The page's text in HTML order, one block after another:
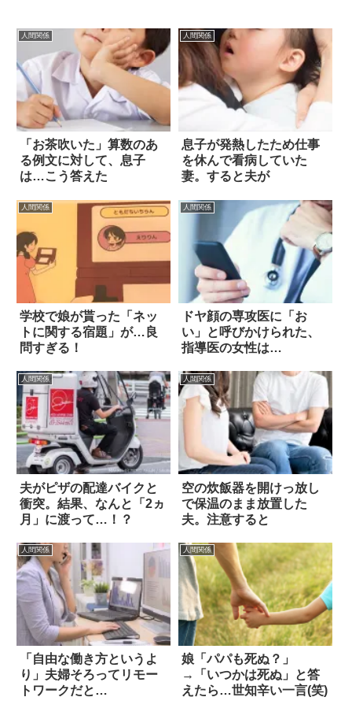
人間関係
「お茶吹いた」算数のあ
る例文に対して、息子
は…こう答えた
人間関係
息子が発熱したため仕事
を休んで看病していた
妻。すると夫が
人間関係
学校で娘が貰った「ネッ
トに関する宿題」が…良
問すぎる！
人間関係
ドヤ顔の専攻医に「お
い」と呼びかけられた、
指導医の女性は…
人間関係
夫がピザの配達バイクと
衝突。結果、なんと「2ヵ
月」に渡って…！？
人間関係
空の炊飯器を開けっ放し
で保温のまま放置した
夫。注意すると
人間関係
「自由な働き方というよ
り」夫婦そろってリモー
トワークだと…
人間関係
娘「パパも死ぬ？」
→「いつかは死ぬ」と答
えたら…世知辛い一言(笑)